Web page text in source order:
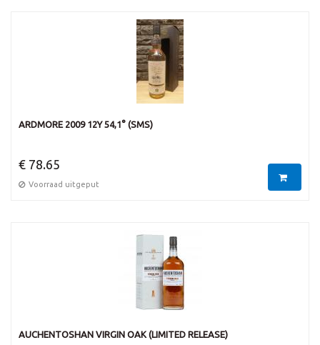
ARDMORE 2009 12Y 54,1° (SMS)
€ 78.65
Voorraad uitgeput
AUCHENTOSHAN VIRGIN OAK (LIMITED RELEASE)